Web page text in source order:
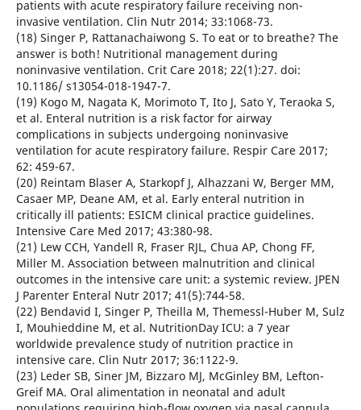
patients with acute respiratory failure receiving non-
invasive ventilation. Clin Nutr 2014; 33:1068-73.
(18) Singer P, Rattanachaiwong S. To eat or to breathe? The
answer is both! Nutritional management during
noninvasive ventilation. Crit Care 2018; 22(1):27. doi:
10.1186/ s13054-018-1947-7.
(19) Kogo M, Nagata K, Morimoto T, Ito J, Sato Y, Teraoka S,
et al. Enteral nutrition is a risk factor for airway
complications in subjects undergoing noninvasive
ventilation for acute respiratory failure. Respir Care 2017;
62: 459-67.
(20) Reintam Blaser A, Starkopf J, Alhazzani W, Berger MM,
Casaer MP, Deane AM, et al. Early enteral nutrition in
critically ill patients: ESICM clinical practice guidelines.
Intensive Care Med 2017; 43:380-98.
(21) Lew CCH, Yandell R, Fraser RJL, Chua AP, Chong FF,
Miller M. Association between malnutrition and clinical
outcomes in the intensive care unit: a systemic review. JPEN
J Parenter Enteral Nutr 2017; 41(5):744-58.
(22) Bendavid I, Singer P, Theilla M, Themessl-Huber M, Sulz
I, Mouhieddine M, et al. NutritionDay ICU: a 7 year
worldwide prevalence study of nutrition practice in
intensive care. Clin Nutr 2017; 36:1122-9.
(23) Leder SB, Siner JM, Bizzaro MJ, McGinley BM, Lefton-
Greif MA. Oral alimentation in neonatal and adult